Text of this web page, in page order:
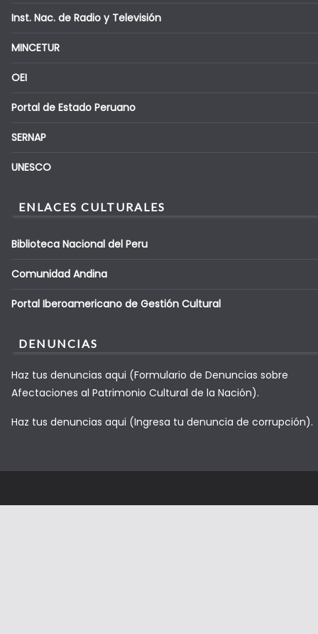
Inst. Nac. de Radio y Televisión
MINCETUR
OEI
Portal de Estado Peruano
SERNAP
UNESCO
ENLACES CULTURALES
Biblioteca Nacional del Peru
Comunidad Andina
Portal Iberoamericano de Gestión Cultural
DENUNCIAS
Haz tus denuncias aqui (Formulario de Denuncias sobre
Afectaciones al Patrimonio Cultural de la Nación).
Haz tus denuncias aqui (Ingresa tu denuncia de corrupción).